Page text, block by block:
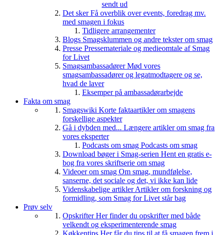
sendt ud
Det skerFå overblik over events, foredrag mv.
med smagen i fokus
Tidligere arrangementer
Blogs Smagsklummen og andre tekster om smag
Presse Pressemateriale og medieomtale af Smag
for Livet
SmagsambassadørerMød vores
smagsambassadører og legatmodtagere og se,
hvad de laver
Eksemper på ambassadørarbejde
Fakta om smag
Smagswiki Korte faktaartikler om smagens
forskellige aspekter
Gå i dybden med... Længere artikler om smag fra
vores eksperter
Podcasts om smag Podcasts om smag
Download bøger i Smag-serien Hent en gratis e-
bog fra vores skriftserie om smag
Videoer om smag Om smag, mundfølelse,
sanserne, det sociale og det, vi ikke kan lide
Videnskabelige artiklerArtikler om forskning og
formidling, som Smag for Livet står bag
Prøv selv
OpskrifterHer finder du opskrifter med både
velkendt og eksperimenterende smag
Køkkentips Her får du tips til at få smagen frem i